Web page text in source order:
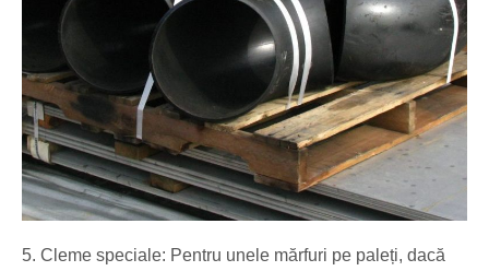
5. Cleme speciale: Pentru unele mărfuri pe paleți, dacă